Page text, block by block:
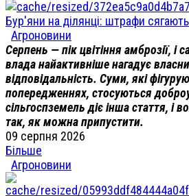
Бур'яни на ділянці: штрафи
Агроновини
Серпень — пік цвітіння амброзії, і
влада найактивніше нагадує
відповідальність. Суми, які
попередженнях, стосуються
сільгоспземель діє інша стаття, і
так, як можна припустити.
09 серпня 2026
Більше
Агроновини